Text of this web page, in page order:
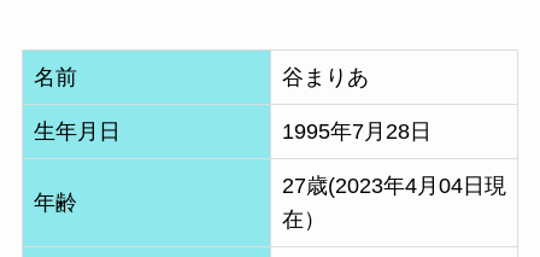
名前 谷まりあ
生年月日 1995年7月28日
年齢
27歳(2023年4月04日現
在）